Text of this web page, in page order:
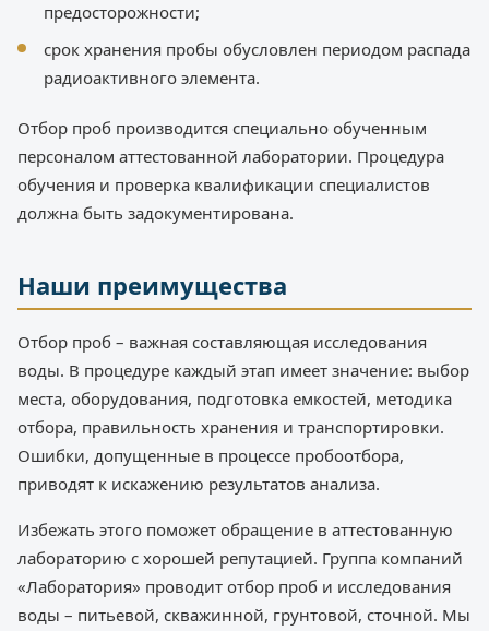
предосторожности;
срок хранения пробы обусловлен периодом распада
радиоактивного элемента.
Отбор проб производится специально обученным
персоналом аттестованной лаборатории. Процедура
обучения и проверка квалификации специалистов
должна быть задокументирована.
Наши преимущества
Отбор проб – важная составляющая исследования
воды. В процедуре каждый этап имеет значение: выбор
места, оборудования, подготовка емкостей, методика
отбора, правильность хранения и транспортировки.
Ошибки, допущенные в процессе пробоотбора,
приводят к искажению результатов анализа.
Избежать этого поможет обращение в аттестованную
лабораторию с хорошей репутацией. Группа компаний
«Лаборатория» проводит отбор проб и исследования
воды – питьевой, скважинной, грунтовой, сточной. Мы